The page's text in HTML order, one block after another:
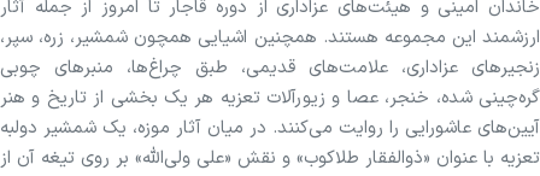
خاندان امینی و هیئت‌های عزاداری از دوره قاجار تا امروز از جمله آثار
ارزشمند این مجموعه هستند. همچنین اشیایی همچون شمشیر، زره، سپر،
زنجیر‌های عزاداری، علامت‌های قدیمی، طبق چراغ‌ها، منبر‌های چوبی
گره‌چینی شده، خنجر، عصا و زیورآلات تعزیه هر یک بخشی از تاریخ و هنر
آیین‌های عاشورایی را روایت می‌کنند. در میان آثار موزه، یک شمشیر دولبه
تعزیه با عنوان «ذوالفقار طلاکوب» و نقش «علی ولی‌الله» بر روی تیغه آن از